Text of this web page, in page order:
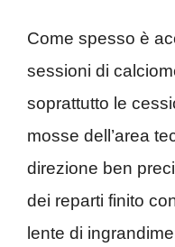
Come spesso è
sessioni di
soprattutto le
mosse dell’area
direzione ben
dei reparti finito
lente di